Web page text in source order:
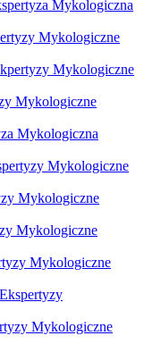
Mykologiczna
Mykologiczne
Mykologiczne
Mykologiczne
Mykologiczna
Mykologiczne
Mykologiczne
Mykologiczne
Mykologiczne
Mykologiczne